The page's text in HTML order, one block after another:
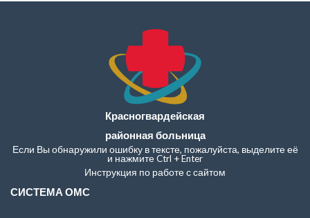
Красногвардейская
районная больница
Если Вы обнаружили ошибку в тексте, пожалуйста, выделите её
и нажмите Ctrl + Enter
Инструкция по работе с сайтом
СИСТЕМА ОМС